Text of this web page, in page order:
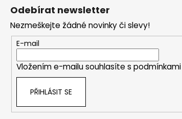
e
n
a
Odebírat newsletter
Nezmeškejte žádné novinky či slevy!
E-mail
Vložením e-mailu souhlasíte s podmínkami
PŘIHLÁSIT SE